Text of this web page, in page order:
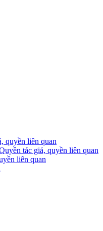
quyền liên quan
tác giả, quyền liên quan
liên quan